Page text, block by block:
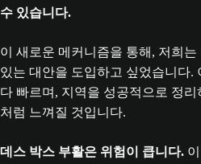
수 있습니다.
이 새로운 메커니즘을 통해, 저희
있는 대안을 도입하고 싶었습니다.
다 빠르며, 지역을 성공적으로 정
처럼 느껴질 것입니다.
데스 박스 부활은 위험이 큽니다.